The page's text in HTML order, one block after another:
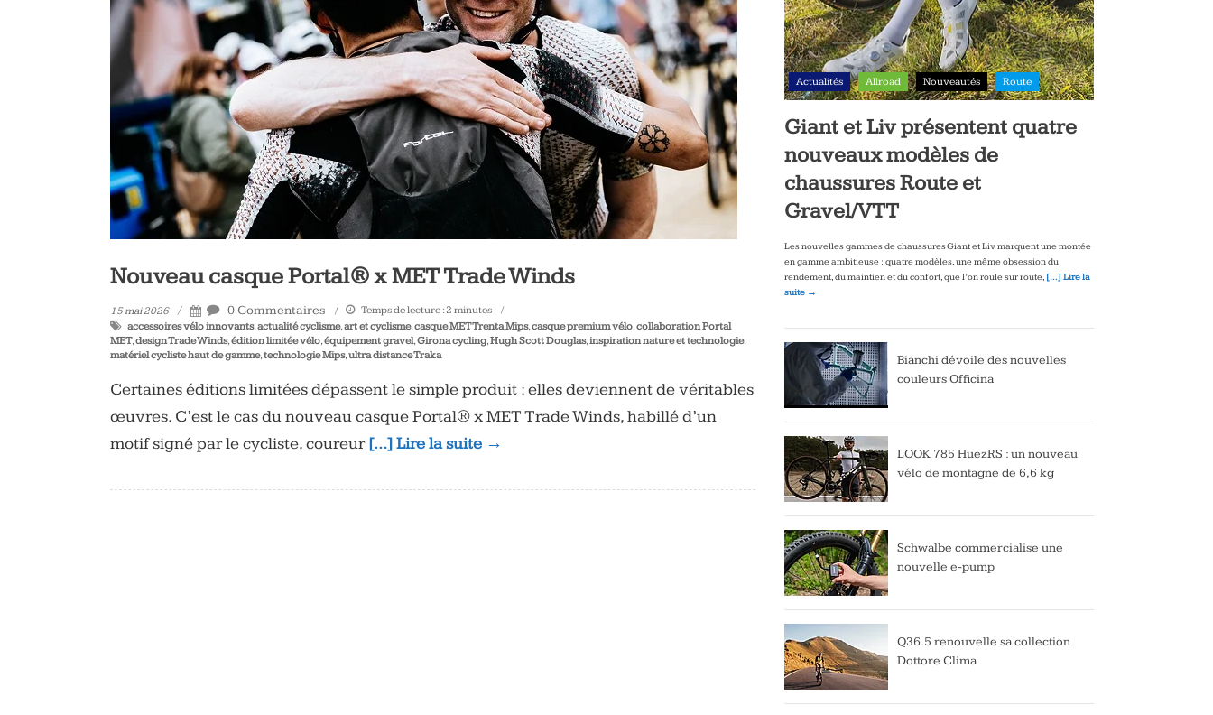
vélo
et
triathlon
Nouveau casque Portal® x MET Trade Winds
15 mai 2026 0 Commentaires Temps de lecture :2 minutes
accessoires vélo innovants,actualité cyclisme,art et cyclisme,casque MET Trenta Mips,casque premium vélo,collaboration Portal
MET,design Trade Winds,édition limitée vélo,équipement gravel,Girona cycling,Hugh Scott Douglas,inspiration nature et technologie,
matériel cycliste haut de gamme,technologie Mips,ultra distance Traka
Certaines éditions limitées dépassent le simple produit : elles deviennent de véritables
œuvres. C’est le cas du nouveau casque Portal® x MET Trade Winds, habillé d’un
motif signé par le cycliste, coureur[…] Lire la suite →
Actualités Allroad Nouveautés Route
Giant et Liv présentent quatre
nouveaux modèles de
chaussures Route et
Gravel/VTT
Les nouvelles gammes de chaussures Giant et Liv marquent une montée
en gamme ambitieuse : quatre modèles, une même obsession du
rendement, du maintien et du confort, que l’on roule sur route, […] Lire la
suite →
Bianchi dévoile des nouvelles
couleurs Officina
LOOK 785 HuezRS : un nouveau
vélo de montagne de 6,6 kg
Schwalbe commercialise une
nouvelle e-pump
Q36.5 renouvelle sa collection
Dottore Clima